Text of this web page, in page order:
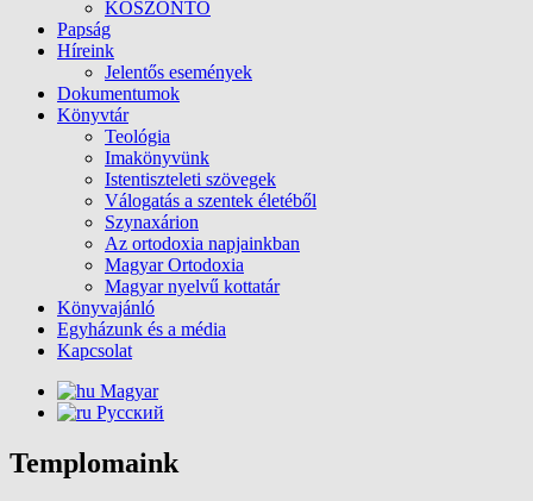
KÖSZÖNTŐ
Papság
Híreink
Jelentős események
Dokumentumok
Könyvtár
Teológia
Imakönyvünk
Istentiszteleti szövegek
Válogatás a szentek életéből
Szynaxárion
Az ortodoxia napjainkban
Magyar Ortodoxia
Magyar nyelvű kottatár
Könyvajánló
Egyházunk és a média
Kapcsolat
Magyar
Русский
Templomaink